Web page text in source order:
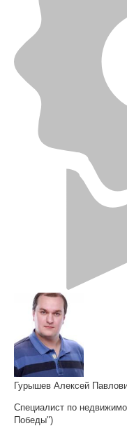
Гурышев Алексей
Специалист по
Победы")